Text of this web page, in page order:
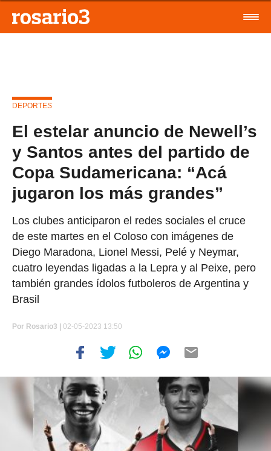
DEPORTES
El estelar anuncio de Newell’s
y Santos antes del partido de
Copa Sudamericana: “Acá
jugaron los más grandes”
Los clubes anticiparon el redes sociales el cruce
de este martes en el Coloso con imágenes de
Diego Maradona, Lionel Messi, Pelé y Neymar,
cuatro leyendas ligadas a la Lepra y al Peixe, pero
también grandes ídolos futboleros de Argentina y
Brasil
Por Rosario3 | 02-05-2023 13:50